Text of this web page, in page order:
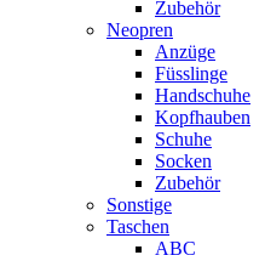
Zubehör
Neopren
Anzüge
Füsslinge
Handschuhe
Kopfhauben
Schuhe
Socken
Zubehör
Sonstige
Taschen
ABC